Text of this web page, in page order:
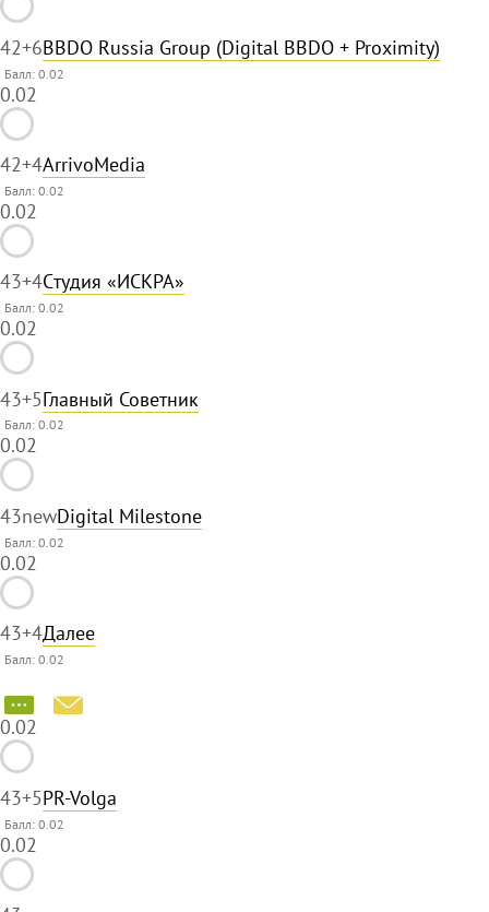
42+6BBDO Russia Group (Digital BBDO + Proximity)
Балл: 0.02
0.02
42+4ArrivoMedia
Балл: 0.02
0.02
43+4Cтудия «ИСКРА»
Балл: 0.02
0.02
43+5Главный Советник
Балл: 0.02
0.02
43newDigital Milestone
Балл: 0.02
0.02
43+4Далее
Балл: 0.02
0.02
43+5PR-Volga
Балл: 0.02
0.02